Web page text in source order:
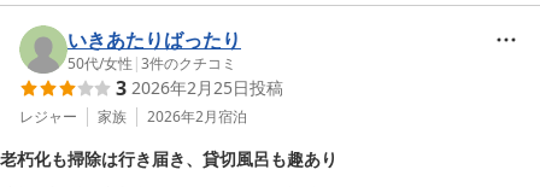
それと、2日目の朝食後、フロント前のソファにいたときに警察が来
て、スタッフさんが警察に自分たちの部屋の隣の部屋番号を伝えている
のを聞いてしまって、隣の部屋で警察沙汰⁉︎としばらく不安な気持ちに
なり、たまたまフロント付近にいて聞こえてしまった不運を悔いるべき
なのか、なんかモヤモヤしました。結果何もなかったので良かったです
まずは、接客につきまして温かいお言葉をいただき、大変嬉しく拝
見いたしました。スタッフの対応やお食事のご案内につきましてご
満足いただけたことは、私どもにとって大きな励みでございます。
一方で、湯温やシャワーの水圧にご不便をおかけし申し訳ございま
いきあたりばったり
50代/女性 |3件のクチコミ
3 2026年2月25日投稿
レジャー 家族 2026年2月宿泊
老朽化も掃除は行き届き、貸切風呂も趣あり